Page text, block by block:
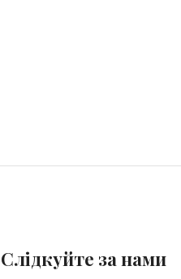
Слідкуйте за нами